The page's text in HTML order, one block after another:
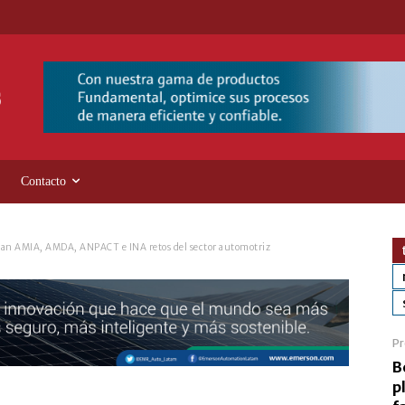
Contacto
AMIA, AMDA, ANPACT e INA retos del sector automotriz